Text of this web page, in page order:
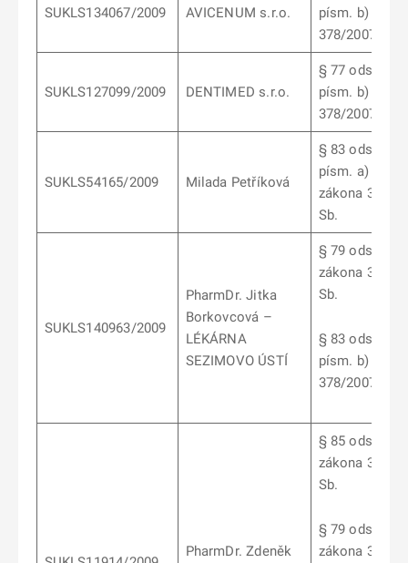
SUKLS134067/2009 AVICENUM s.r.o.
písm. b)
378/2007 Sb.
SUKLS127099/2009 DENTIMED s.r.o.
§ 77 odst. 1
písm. b)
378/2007 Sb.
SUKLS54165/2009 Milada Petříková
§ 83 odst. 5
písm. a) a b)
zákona 378/
Sb.
SUKLS140963/2009
PharmDr. Jitka
Borkovcová –
LÉKÁRNA
SEZIMOVO ÚSTÍ
§ 79 odst. 3
zákona 378/
Sb.
§ 83 odst.5
písm. b)
378/2007 Sb.
PharmDr. Zdeněk
§ 85 odst. 1
zákona 378/
Sb.
§ 79 odst. 3
zákona 378/